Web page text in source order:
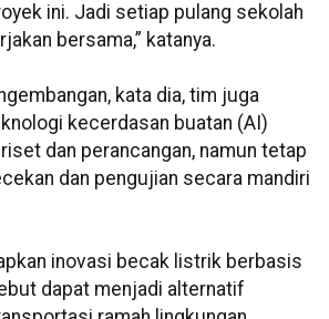
ini. Jadi setiap pulang sekolah
bersama,” katanya.
kata dia, tim juga
kecerdasan buatan (AI)
dan perancangan, namun tetap
dan pengujian secara mandiri
inovasi becak listrik berbasis
dapat menjadi alternatif